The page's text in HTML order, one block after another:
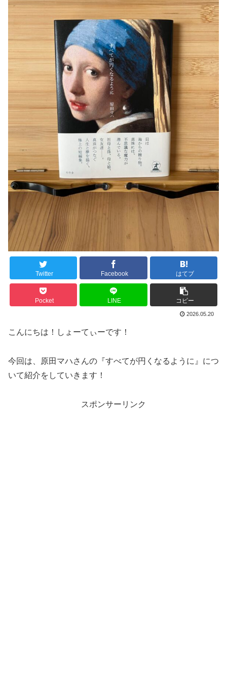
Twitter Facebook はてブ
Pocket LINE コピー
2026.05.20
こんにちは！しょーてぃーです！
今回は、原田マハさんの『すべてが円くなるように』につ
いて紹介をしていきます！
スポンサーリンク